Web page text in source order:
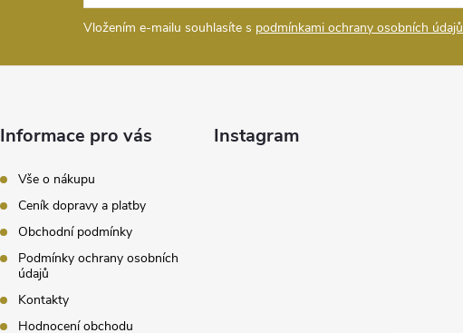
Vložením e-mailu souhlasíte s podmínkami ochrany osobních údajů
Informace pro vás
Vše o nákupu
Ceník dopravy a platby
Obchodní podmínky
Podmínky ochrany osobních
údajů
Kontakty
Hodnocení obchodu
Instagram